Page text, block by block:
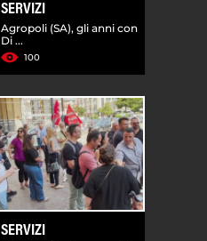
SERVIZI
Agropoli (SA), gli anni con
Di ...
100
SERVIZI